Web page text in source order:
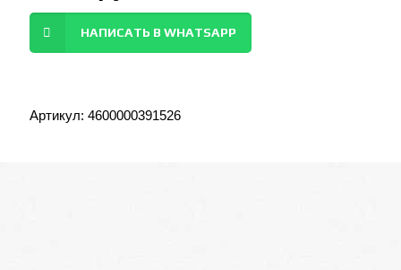
НАПИСАТЬ В WHATSAPP
Артикул: 4600000391526